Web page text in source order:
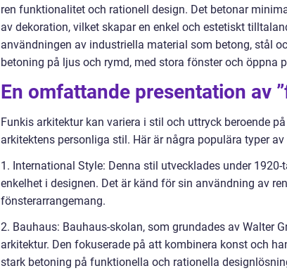
ren funktionalitet och rationell design. Det betonar
av dekoration, vilket skapar en enkel och estetiskt
användningen av industriella material som betong, stål
betoning på ljus och rymd, med stora fönster och öppna
En omfattande presentation av
Funkis arkitektur kan variera i stil och uttryck beroende
arkitektens personliga stil. Här är några populära typer
1. International Style: Denna stil utvecklades under
enkelhet i designen. Det är känd för sin användning av
fönsterarrangemang.
2. Bauhaus: Bauhaus-skolan, som grundades av Walter
arkitektur. Den fokuserade på att kombinera konst och
stark betoning på funktionella och rationella